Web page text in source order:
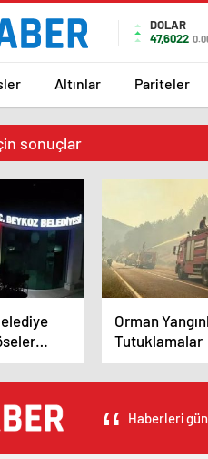
DOLAR
47,6022
Altınlar Pariteler
sonuçlar
Orman
Tutuklamalar
Haberleri